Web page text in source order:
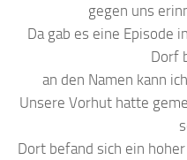
gegen uns
Da gab es eine Episode
Dorf
an den Namen kann
Unsere Vorhut hatte
Dort befand sich ein